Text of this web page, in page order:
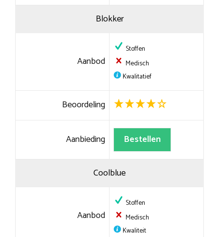
Blokker
Aanbod
Stoffen
Medisch
Kwalitatief
Beoordeling
Aanbieding Bestellen
Coolblue
Aanbod
Stoffen
Medisch
Kwaliteit